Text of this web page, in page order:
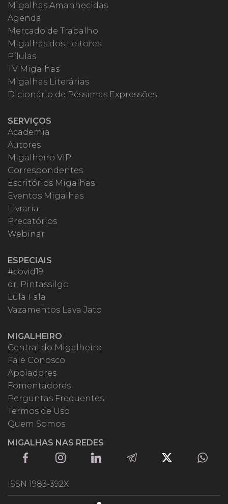
Migalhas Amanhecidas
Agenda
Mercado de Trabalho
Migalhas dos Leitores
Pílulas
TV Migalhas
Migalhas Literárias
Dicionário de Péssimas Expressões
SERVIÇOS
Academia
Autores
Migalheiro VIP
Correspondentes
Escritórios Migalhas
Eventos Migalhas
Livraria
Precatórios
Webinar
ESPECIAIS
#covid19
dr. Pintassilgo
Lula Fala
Vazamentos Lava Jato
MIGALHEIRO
Central do Migalheiro
Fale Conosco
Apoiadores
Fomentadores
Perguntas Frequentes
Termos de Uso
Quem Somos
MIGALHAS NAS REDES
ISSN 1983-392X